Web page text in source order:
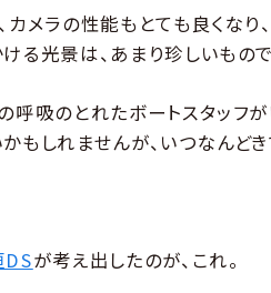
カメラの性能もとても良くな
る光景は、あまり珍しいもの
呼吸のとれたボートスタッフ
もしれませんが、いつなんど
DSが考え出したのが、これ。